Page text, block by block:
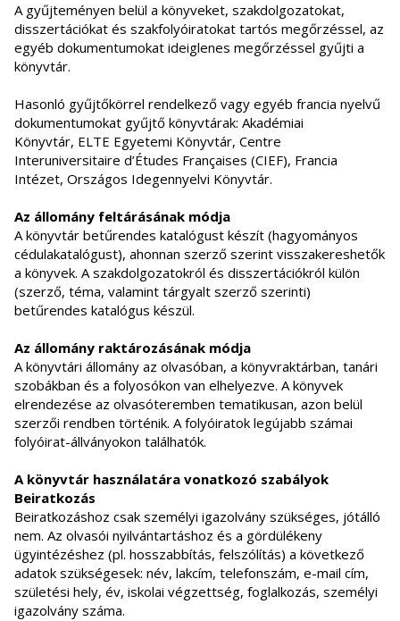
A gyűjteményen belül a könyveket, szakdolgozatokat,
disszertációkat és szakfolyóiratokat tartós megőrzéssel, az
egyéb dokumentumokat ideiglenes megőrzéssel gyűjti a
könyvtár.
Hasonló gyűjtőkörrel rendelkező vagy egyéb francia nyelvű
dokumentumokat gyűjtő könyvtárak: Akadémiai
Könyvtár, ELTE Egyetemi Könyvtár, Centre
Interuniversitaire d’Études Françaises (CIEF), Francia
Intézet, Országos Idegennyelvi Könyvtár.
Az állomány feltárásának módja
A könyvtár betűrendes katalógust készít (hagyományos
cédulakatalógust), ahonnan szerző szerint visszakereshetők
a könyvek. A szakdolgozatokról és disszertációkról külön
(szerző, téma, valamint tárgyalt szerző szerinti)
betűrendes katalógus készül.
Az állomány raktározásának módja
A könyvtári állomány az olvasóban, a könyvraktárban, tanári
szobákban és a folyosókon van elhelyezve. A könyvek
elrendezése az olvasóteremben tematikusan, azon belül
szerzői rendben történik. A folyóiratok legújabb számai
folyóirat-állványokon találhatók.
A könyvtár használatára vonatkozó szabályok
Beiratkozás
Beiratkozáshoz csak személyi igazolvány szükséges, jótálló
nem. Az olvasói nyilvántartáshoz és a gördülékeny
ügyintézéshez (pl. hosszabbítás, felszólítás) a következő
adatok szükségesek: név, lakcím, telefonszám, e-mail cím,
születési hely, év, iskolai végzettség, foglalkozás, személyi
igazolvány száma.